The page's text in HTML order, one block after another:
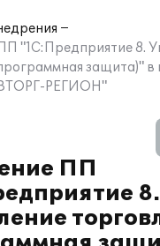
"1С:Предприятие 8.
защита)"
РЕГИОН"
ПП
8.